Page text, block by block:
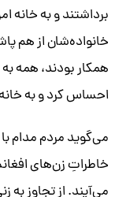
برداشتند و به خانه‌
خانواده‌شان از هم
همکار بودند، همه به
احساس کرد و به
می‌گوید مردم مدام
خاطراتِ زن‌های
می‌آیند. از تجاوز به